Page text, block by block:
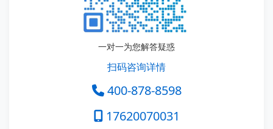
一对一为您解答疑惑
扫码咨询详情
400-878-8598
17620070031